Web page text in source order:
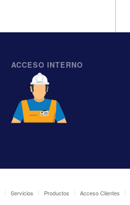
ACCESO INTERNO
Servicios Productos Acceso Clientes